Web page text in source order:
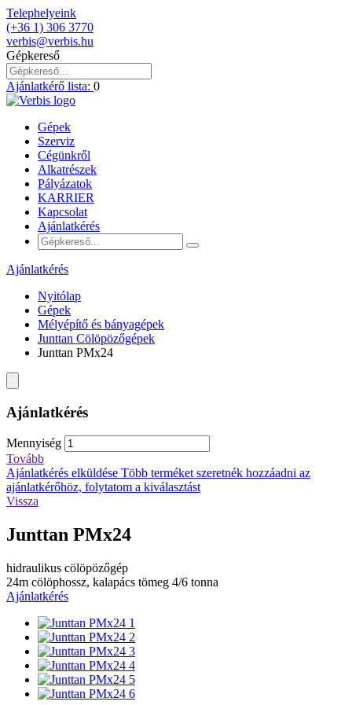
Telephelyeink
(+36 1) 306 3770
verbis@verbis.hu
Gépkereső
Ajánlatkérő lista: 0
Gépek
Szerviz
Cégünkről
Alkatrészek
Pályázatok
KARRIER
Kapcsolat
Ajánlatkérés
Ajánlatkérés
Nyitólap
Gépek
Mélyépítő és bányagépek
Junttan Cölöpözőgépek
Junttan PMx24
Ajánlatkérés
Mennyiség
Tovább
Ajánlatkérés elküldése Több terméket szeretnék hozzáadni az
ajánlatkérőhöz, folytatom a kiválasztást
Vissza
Junttan PMx24
hidraulikus cölöpözőgép
24m cölöphossz, kalapács tömeg 4/6 tonna
Ajánlatkérés